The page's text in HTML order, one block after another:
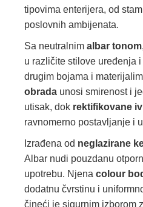
tipovima enterijera, od
poslovnih ambijenata.
Sa neutralnim albar tonom
u različite stilove uređenja
drugim bojama i
obrada unosi smirenost i
utisak, dok rektifikovane
ravnomerno postavljanje i
Izrađena od neglazirane
Albar nudi pouzdanu
upotrebu. Njena colour
dodatnu čvrstinu i
čineći je sigurnim izborom